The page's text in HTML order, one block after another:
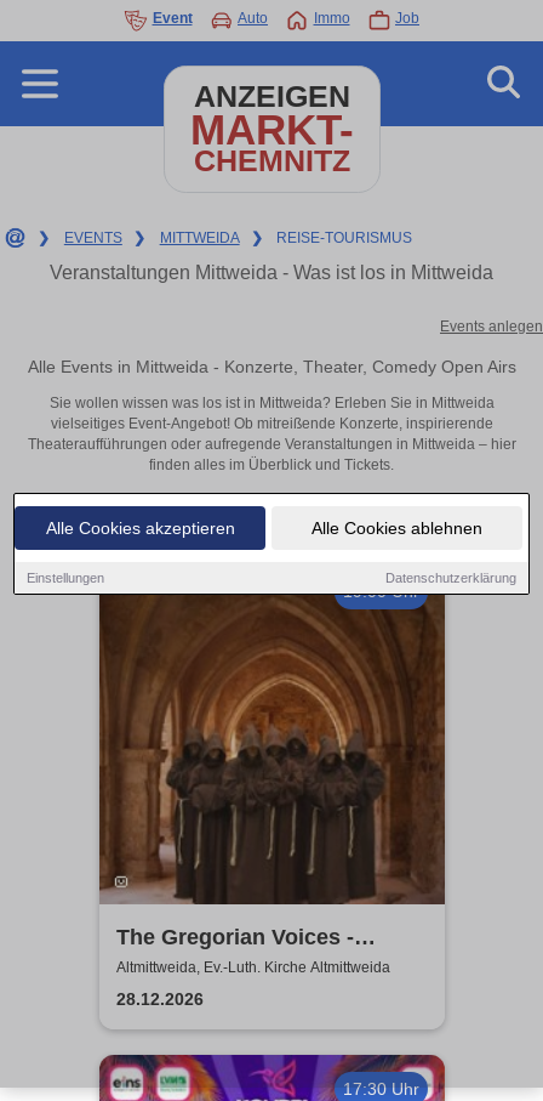
Alle Cookies akzeptieren Alle Cookies ablehnen
Einstellungen Datenschutzerklärung
Event Auto Immo Job
ANZEIGEN
MARKT-
CHEMNITZ
❯ EVENTS ❯ MITTWEIDA ❯ REISE-TOURISMUS
Veranstaltungen Mittweida - Was ist los in Mittweida
Events anlegen
Alle Events in Mittweida - Konzerte, Theater, Comedy Open Airs
Sie wollen wissen was los ist in Mittweida? Erleben Sie in Mittweida
vielseitiges Event-Angebot! Ob mitreißende Konzerte, inspirierende
Theateraufführungen oder aufregende Veranstaltungen in Mittweida – hier
finden alles im Überblick und Tickets.
19:00 Uhr
The Gregorian Voices -
Gregorianik zur
Weihnachtszeit
Altmittweida, Ev.-Luth. Kirche Altmittweida
28.12.2026
17:30 Uhr